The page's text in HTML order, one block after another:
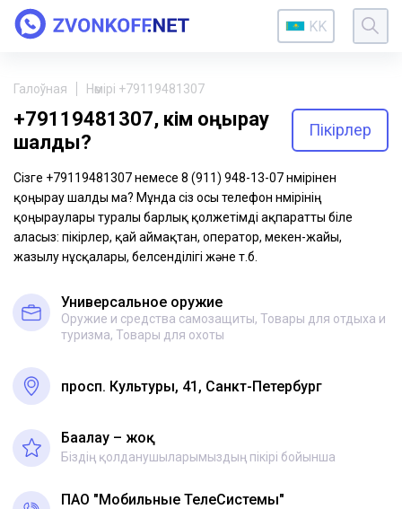
KK
Галоўная Нөмірі +79119481307
+79119481307, кім қоңырау
шалды?
Пікірлер
Сізге +79119481307 немесе 8 (911) 948-13-07 нөмірінен
қоңырау шалды ма? Мұнда сіз осы телефон нөмірінің
қоңыраулары туралы барлық қолжетімді ақпаратты біле
аласыз: пікірлер, қай аймақтан, оператор, мекен-жайы,
жазылу нұсқалары, белсенділігі және т.б.
Универсальное оружие
Оружие и средства самозащиты, Товары для отдыха и
туризма, Товары для охоты
просп. Культуры, 41, Санкт-Петербург
Бағалау – жоқ
Біздің қолданушыларымыздың пікірі бойынша
ПАО "Мобильные ТелеСистемы"